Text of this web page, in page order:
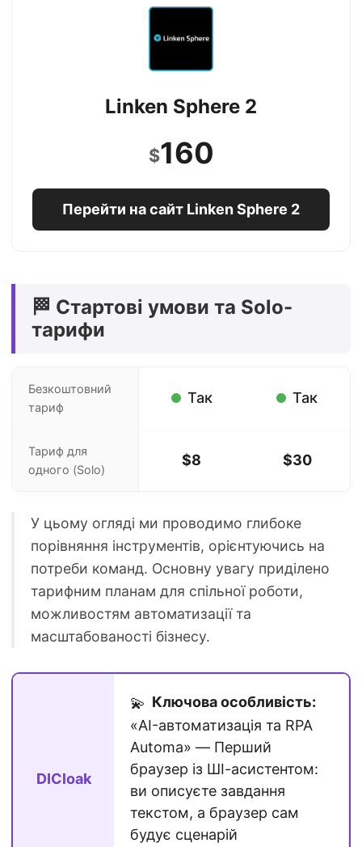
Linken Sphere 2
$160
Перейти на сайт Linken Sphere 2
🏁 Стартові умови та Solo-
тарифи
Безкоштовний
тариф
Так Так
Тариф для
одного (Solo)
$8 $30
У цьому огляді ми проводимо глибоке
порівняння інструментів, орієнтуючись на
потреби команд. Основну увагу приділено
тарифним планам для спільної роботи,
можливостям автоматизації та
масштабованості бізнесу.
DICloak
💫 Ключова особливість:
«AI-автоматизація та RPA
Automa» — Перший
браузер із ШІ-асистентом:
ви описуєте завдання
текстом, а браузер сам
будує сценарій